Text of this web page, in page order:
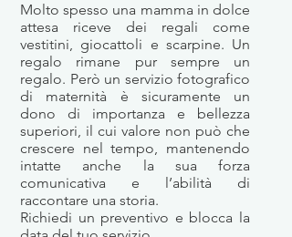
Molto spesso una mamma in dolce
attesa riceve dei regali come
vestitini, giocattoli e scarpine. Un
regalo rimane pur sempre un
regalo. Però un servizio fotografico
di maternità è sicuramente un
dono di importanza e bellezza
superiori, il cui valore non può che
crescere nel tempo, mantenendo
intatte anche la sua forza
comunicativa e l’abilità di
raccontare una storia.
Richiedi un preventivo e blocca la